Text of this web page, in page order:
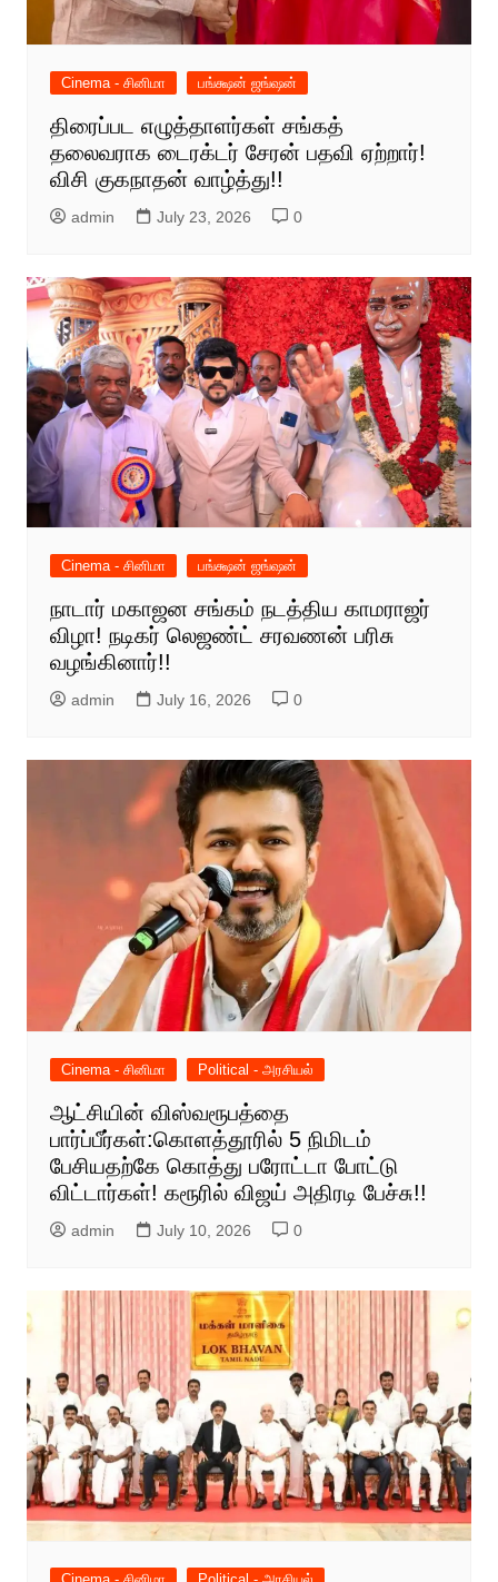
Cinema - சினிமா பங்க்ஷன் ஜங்ஷன்
திரைப்பட எழுத்தாளர்கள் சங்கத்
தலைவராக டைரக்டர் சேரன் பதவி ஏற்றார்!
விசி குகநாதன் வாழ்த்து!!
admin July 23, 2026 0
Cinema - சினிமா பங்க்ஷன் ஜங்ஷன்
நாடார் மகாஜன சங்கம் நடத்திய காமராஜர்
விழா! நடிகர் லெஜண்ட் சரவணன் பரிசு
வழங்கினார்!!
admin July 16, 2026 0
Cinema - சினிமா Political - அரசியல்
ஆட்சியின் விஸ்வரூபத்தை
பார்ப்பீர்கள்:கொளத்தூரில் 5 நிமிடம்
பேசியதற்கே கொத்து பரோட்டா போட்டு
விட்டார்கள்! கரூரில் விஜய் அதிரடி பேச்சு!!
admin July 10, 2026 0